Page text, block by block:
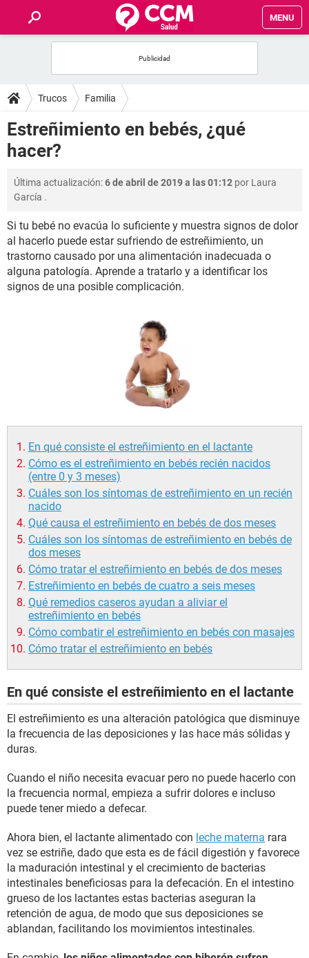
MENU
FOROS
SALUD
FAMILIA
NUTRICIÓN
BIENESTAR
SEXUALIDAD
Trucos Familia
Estreñimiento en bebés, ¿qué
hacer?
Última actualización:6 de abril de 2019 a las 01:12 por Laura
García .
Si tu bebé no evacúa lo suficiente y muestra signos de dolor
al hacerlo puede estar sufriendo de estreñimiento, un
trastorno causado por una alimentación inadecuada o
alguna patología. Aprende a tratarlo y a identificar los
signos de una posible complicación.
En qué consiste el estreñimiento en el lactante
Cómo es el estreñimiento en bebés recién nacidos
(entre 0 y 3 meses)
Cuáles son los síntomas de estreñimiento en un recién
nacido
Qué causa el estreñimiento en bebés de dos meses
Cuáles son los síntomas de estreñimiento en bebés de
dos meses
Cómo tratar el estreñimiento en bebés de dos meses
Estreñimiento en bebés de cuatro a seis meses
Qué remedios caseros ayudan a aliviar el
estreñimiento en bebés
Cómo combatir el estreñimiento en bebés con masajes
Cómo tratar el estreñimiento en bebés
En qué consiste el estreñimiento en el lactante
El estreñimiento es una alteración patológica que disminuye
la frecuencia de las deposiciones y las hace más sólidas y
duras.
Cuando el niño necesita evacuar pero no puede hacerlo con
la frecuencia normal, empieza a sufrir dolores e incluso
puede tener miedo a defecar.
Ahora bien, el lactante alimentado con leche materna rara
vez se estriñe, dado que esta es de fácil digestión y favorece
la maduración intestinal y el crecimiento de bacterias
intestinales beneficiosas para la defecación. En el intestino
grueso de los lactantes estas bacterias aseguran la
retención de agua, de modo que sus deposiciones se
ablandan, facilitando los movimientos intestinales.